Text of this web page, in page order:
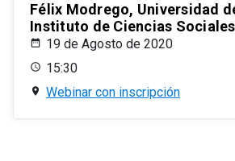
Félix Modrego, Universidad
Instituto de Ciencias Sociales
19 de Agosto de 2020
15:30
Webinar con inscripción